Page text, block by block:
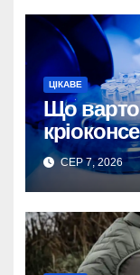
ЦІКАВЕ
Що варто
СЕР 7, 2026